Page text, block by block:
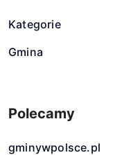
Kategorie
Gmina
Polecamy
gminywpolsce.pl